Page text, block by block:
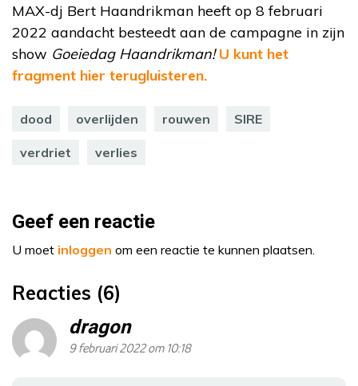
MAX-dj Bert Haandrikman heeft op 8 februari
2022 aandacht besteedt aan de campagne in zijn
show Goeiedag Haandrikman!U kunt het
fragment hier terugluisteren.
dood overlijden rouwen SIRE
verdriet verlies
Geef een reactie
U moet inloggen om een reactie te kunnen plaatsen.
Reacties (6)
dragon
9 februari 2022 om 10:18